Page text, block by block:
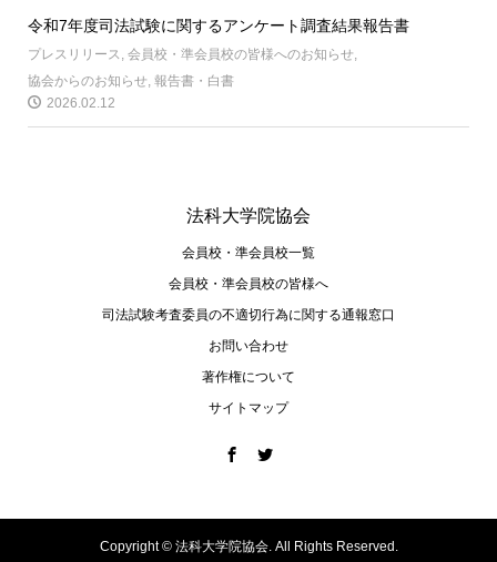
令和7年度司法試験に関するアンケート調査結果報告書
プレスリリース, 会員校・準会員校の皆様へのお知らせ,
協会からのお知らせ 報告書・白書
2026.02.12
法科大学院協会
会員校・準会員校一覧
会員校・準会員校の皆様へ
司法試験考査委員の不適切⾏為に関する通報窓⼝
お問い合わせ
著作権について
サイトマップ
Copyright ©法科大学院協会. All Rights Reserved.